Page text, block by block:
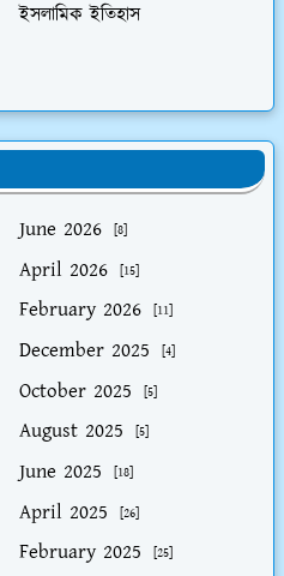
ইসলামিক ইতিহাস
June 2026 [8]
April 2026 [15]
February 2026 [11]
December 2025 [4]
October 2025 [5]
August 2025 [5]
June 2025 [18]
April 2025 [26]
February 2025 [25]